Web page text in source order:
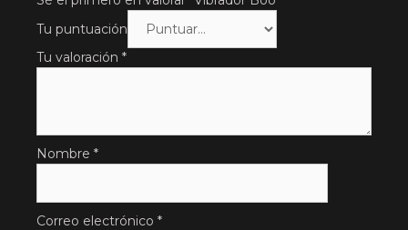
Tu puntuación
Tu valoración *
Nombre *
Correo electrónico *